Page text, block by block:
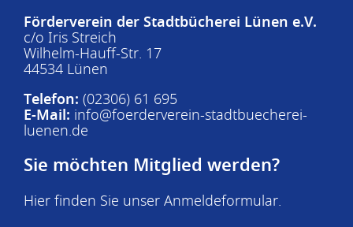
Förderverein der Stadtbücherei Lünen e.V.
c/o Iris Streich
Wilhelm-Hauff-Str. 17
44534 Lünen
Telefon: (02306) 61 695
E-Mail: info@foerderverein-stadtbuecherei-
luenen.de
Sie möchten Mitglied werden?
Hier finden Sie unserAnmeldeformular.